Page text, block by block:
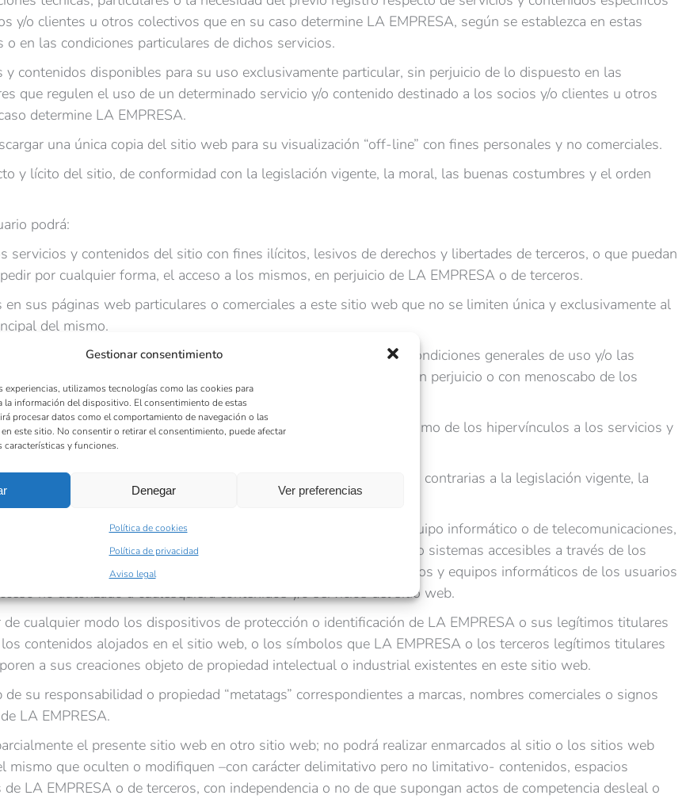
Gestionar consentimiento
experiencias, utilizamos tecnologías como las cookies para
la información del dispositivo. El consentimiento de estas
procesar datos como el comportamiento de navegación o las
este sitio. No consentir o retirar el consentimiento, puede afectar
características y funciones.
Denegar Ver preferencias
Política de cookies
Política de privacidad
Aviso legal
y/o clientes u otros colectivos que en su caso determine LA EMPRESA, según se establezca en estas
o en las condiciones particulares de dichos servicios.
contenidos disponibles para su uso exclusivamente particular, sin perjuicio de lo dispuesto en las
que regulen el uso de un determinado servicio y/o contenido destinado a los socios y/o clientes u otros
determine LA EMPRESA.
una única copia del sitio web para su visualización “off-line” con fines personales y no comerciales.
y lícito del sitio, de conformidad con la legislación vigente, la moral, las buenas costumbres y el orden
podrá:
servicios y contenidos del sitio con fines ilícitos, lesivos de derechos y libertades de terceros, o que puedan
por cualquier forma, el acceso a los mismos, en perjuicio de LA EMPRESA o de terceros.
sus páginas web particulares o comerciales a este sitio web que no se limiten única y exclusivamente al
del mismo.
contenidos ofrecidos a través del sitio de forma contraria a las condiciones generales de uso y/o las
que regulen el uso de un determinado servicio y/o contenido, y en perjuicio o con menoscabo de los
usuarios.
que impida o dificulte el acceso al sitio por los usuarios, así como de los hipervínculos a los servicios y
LA EMPRESA o por terceros a través del sitio web.
vía de acceso a Internet para la comisión de acciones ilícitas o contrarias a la legislación vigente, la
y el orden público.
de virus informático, código, software, programa informático, equipo informático o de telecomunicaciones,
o alteraciones no autorizadas de los contenidos, programas o sistemas accesibles a través de los
prestados en el sitio web o en los sistemas de información, archivos y equipos informáticos de los usuarios
no autorizado a cualesquiera contenidos y/o servicios del sitio web.
cualquier modo los dispositivos de protección o identificación de LA EMPRESA o sus legítimos titulares
contenidos alojados en el sitio web, o los símbolos que LA EMPRESA o los terceros legítimos titulares
a sus creaciones objeto de propiedad intelectual o industrial existentes en este sitio web.
su responsabilidad o propiedad “metatags” correspondientes a marcas, nombres comerciales o signos
LA EMPRESA.
el presente sitio web en otro sitio web; no podrá realizar enmarcados al sitio o los sitios web
mismo que oculten o modifiquen –con carácter delimitativo pero no limitativo- contenidos, espacios
LA EMPRESA o de terceros, con independencia o no de que supongan actos de competencia desleal o